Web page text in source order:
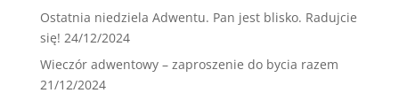
Ostatnia niedziela Adwentu. Pan jest blisko. Radujcie
się! 24/12/2024
Wieczór adwentowy – zaproszenie do bycia razem
21/12/2024